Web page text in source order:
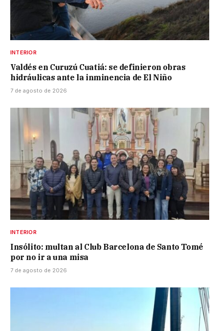
INTERIOR
Valdés en Curuzú Cuatiá: se definieron obras
hidráulicas ante la inminencia de El Niño
7 de agosto de 2026
INTERIOR
Insólito: multan al Club Barcelona de Santo Tomé
por no ir a una misa
7 de agosto de 2026